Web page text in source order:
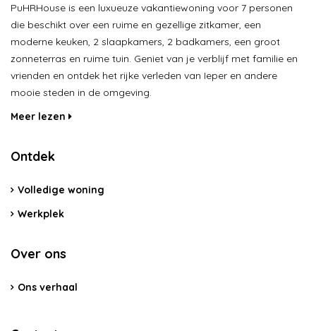
PuHRHouse is een luxueuze vakantiewoning voor 7 personen
die beschikt over een ruime en gezellige zitkamer, een
moderne keuken, 2 slaapkamers, 2 badkamers, een groot
zonneterras en ruime tuin. Geniet van je verblijf met familie en
vrienden en ontdek het rijke verleden van Ieper en andere
mooie steden in de omgeving.
Meer lezen
Ontdek
Volledige woning
Werkplek
Over ons
Ons verhaal